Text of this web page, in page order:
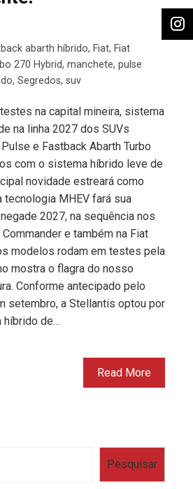
abarth híbrido, Fiat, Fiat
270 Hybrid, manchete, pulse
, Segredos, suv
na capital mineira, sistema
na linha 2027 dos SUVs
e Fastback Abarth Turbo
com o sistema híbrido leve de
novidade estreará como
tecnologia MHEV fará sua
2027, na sequência nos
e também na Fiat
modelos rodam em testes pela
mostra o flagra do nosso
Conforme antecipado pelo
setembro, a Stellantis optou por
híbrido de…
Read More
Pesquisar